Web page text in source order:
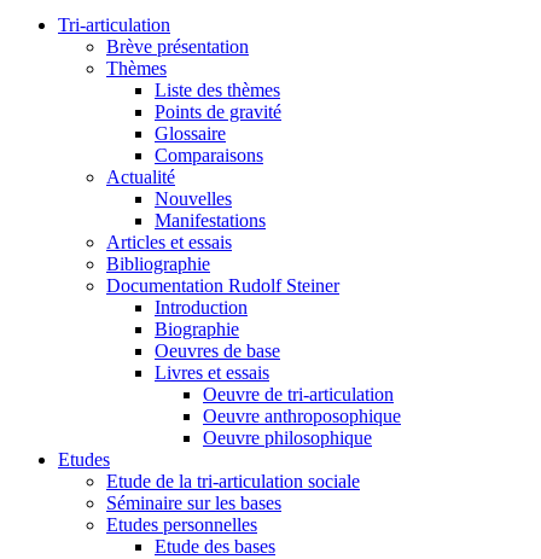
Tri-articulation
Brève présentation
Thèmes
Liste des thèmes
Points de gravité
Glossaire
Comparaisons
Actualité
Nouvelles
Manifestations
Articles et essais
Bibliographie
Documentation Rudolf Steiner
Introduction
Biographie
Oeuvres de base
Livres et essais
Oeuvre de tri-articulation
Oeuvre anthroposophique
Oeuvre philosophique
Etudes
Etude de la tri-articulation sociale
Séminaire sur les bases
Etudes personnelles
Etude des bases